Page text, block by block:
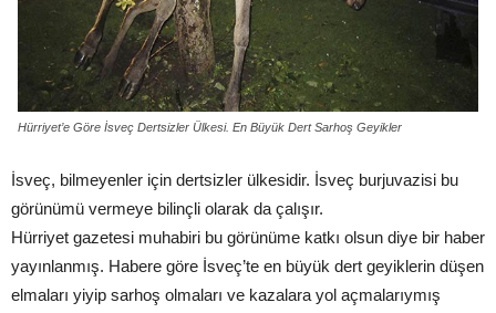
Hürriyet’e Göre İsveç Dertsizler Ülkesi. En Büyük Dert Sarhoş Geyikler
İsveç, bilmeyenler için dertsizler ülkesidir. İsveç burjuvazisi bu
görünümü vermeye bilinçli olarak da çalışır.
Hürriyet gazetesi muhabiri bu görünüme katkı olsun diye bir haber
yayınlanmış. Habere göre İsveç’te en büyük dert geyiklerin düşen
elmaları yiyip sarhoş olmaları ve kazalara yol açmalarıymış